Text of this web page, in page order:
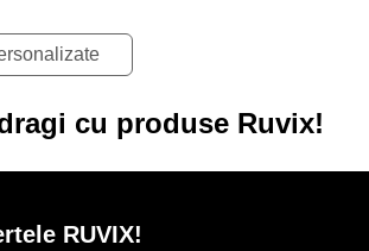
cu produse Ruvix!
RUVIX!